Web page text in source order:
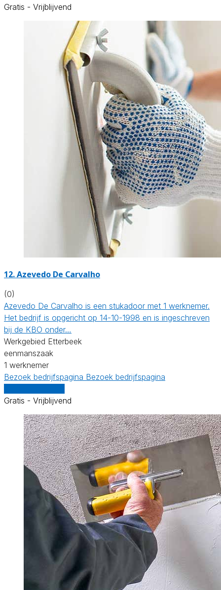
Gratis - Vrijblijvend
12. Azevedo De Carvalho
(0)
Azevedo De Carvalho is een stukadoor met 1 werknemer.
Het bedrijf is opgericht op 14-10-1998 en is ingeschreven
bij de KBO onder…
Werkgebied Etterbeek
eenmanszaak
1 werknemer
Bezoek bedrijfspagina Bezoek bedrijfspagina
Gratis - Vrijblijvend